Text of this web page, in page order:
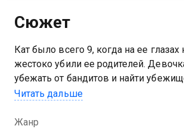
Сюжет
Кат было всего 9, когда на ее
жестоко убили ее родителей.
убежать от бандитов и найти
своего дяди. Теперь Кат
давнего преступления и отомстить за
Читать дальше
Жанр